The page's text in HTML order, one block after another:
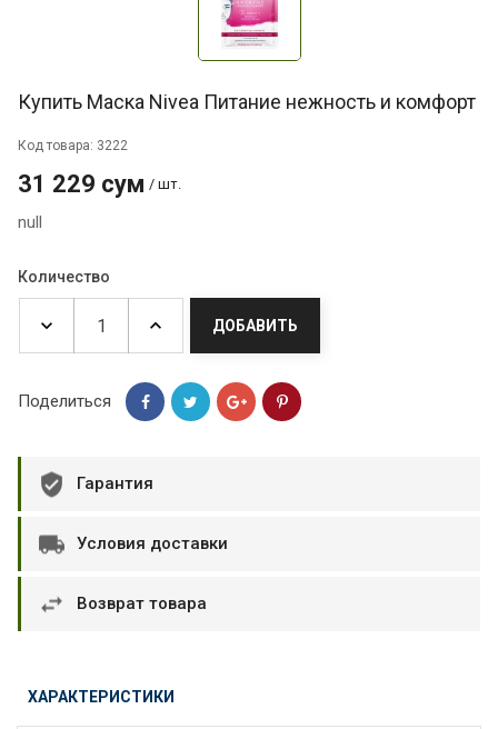
Купить Маска Nivea Питание нежность и комфорт
Код товара: 3222
31 229 сум / шт.
null
Количество
ДОБАВИТЬ
Поделиться
Гарантия
Условия доставки
Возврат товара
ХАРАКТЕРИСТИКИ